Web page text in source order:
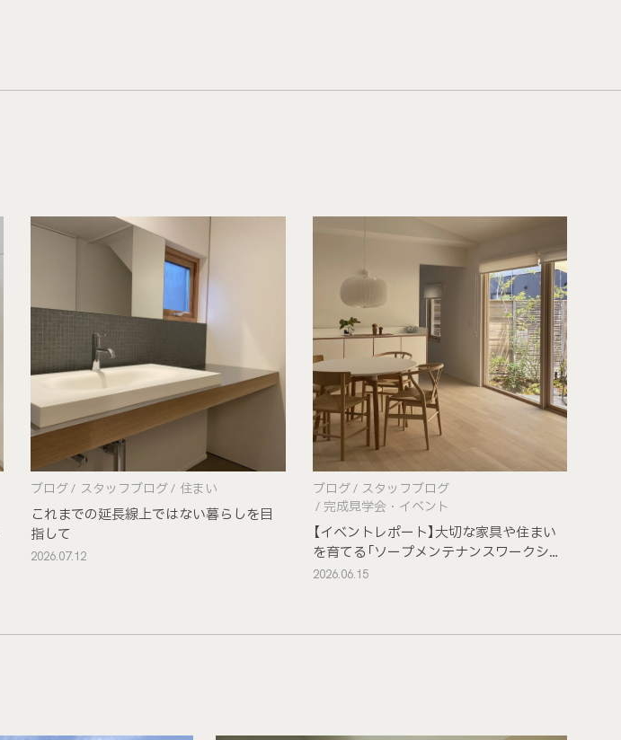
これまでの延長線上ではない暮らしを目
指して
ブログ スタッフブログ 住まい
2026.07.12
【イベントレポート】大切な家具や住まい
を育てる「ソープメンテナンスワークショ
ップ」
ブログ
スタッフブログ
完成見学会・イベント
2026.06.15